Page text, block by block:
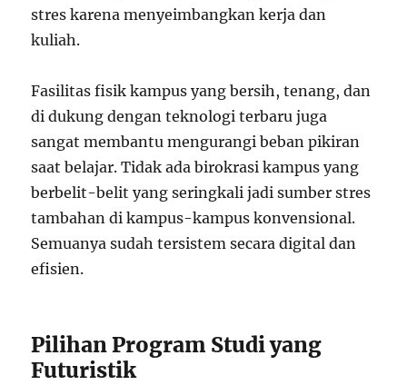
stres karena menyeimbangkan kerja dan
kuliah.
Fasilitas fisik kampus yang bersih, tenang, dan
di dukung dengan teknologi terbaru juga
sangat membantu mengurangi beban pikiran
saat belajar. Tidak ada birokrasi kampus yang
berbelit-belit yang seringkali jadi sumber stres
tambahan di kampus-kampus konvensional.
Semuanya sudah tersistem secara digital dan
efisien.
Pilihan Program Studi yang
Futuristik